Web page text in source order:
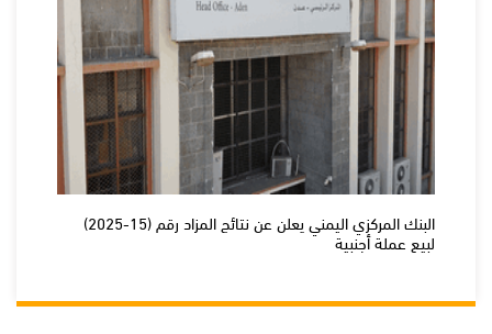
البنك المركزي اليمني يعلن عن نتائج المزاد رقم (15-2025)
لبيع عملة أجنبية